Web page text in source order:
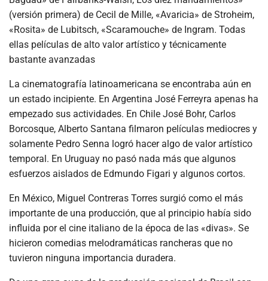
(versión primera) de Cecil de Mille, «Avaricia» de Stroheim,
«Rosita» de Lubitsch, «Scaramouche» de Ingram. Todas
ellas películas de alto valor artístico y técnicamente
bastante avanzadas
La cinematografía latinoamericana se encontraba aún en
un estado incipiente. En Argentina José Ferreyra apenas ha
empezado sus actividades. En Chile José Bohr, Carlos
Borcosque, Alberto Santana filmaron películas mediocres y
solamente Pedro Senna logró hacer algo de valor artístico
temporal. En Uruguay no pasó nada más que algunos
esfuerzos aislados de Edmundo Figari y algunos cortos.
En México, Miguel Contreras Torres surgió como el más
importante de una producción, que al principio había sido
influida por el cine italiano de la época de las «divas». Se
hicieron comedias melodramáticas rancheras que no
tuvieron ninguna importancia duradera.